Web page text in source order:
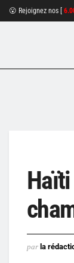
😮 Rejoignez nos [
par la